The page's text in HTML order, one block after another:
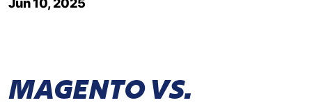
Jun 10, 2025
MAGENTO VS.